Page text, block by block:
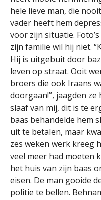
hele lieve man, die
vader heeft hem
voor zijn situatie.
zijn familie wil hij niet.
Hij is uitgebuit door
leven op straat. Ooit
broers die ook Iraans
doorgaan!”, jaagden ze
slaaf van mij, dit is te
baas behandelde hem
uit te betalen, maar
zes weken werk kreeg
veel meer had moeten
het huis van zijn baas
eisen. De man gooide
politie te bellen.